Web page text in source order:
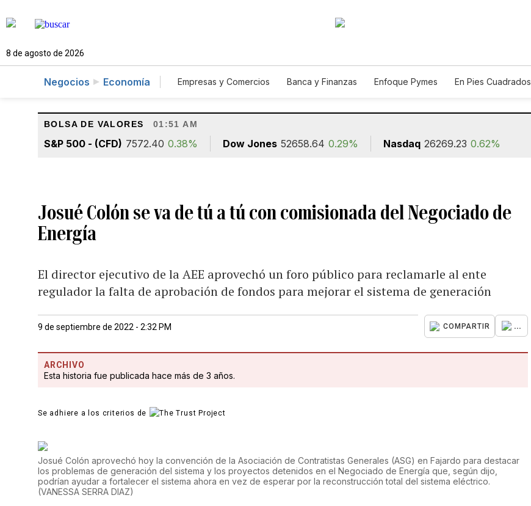
8 de agosto de 2026
Negocios Economía Empresas y Comercios Banca y Finanzas Enfoque Pymes En Pies Cuadrados
BOLSA DE VALORES 01:51 AM
S&P 500 - (CFD) 7572.40 0.38% Dow Jones 52658.64 0.29% Nasdaq 26269.23 0.62%
Josué Colón se va de tú a tú con comisionada del Negociado de
Energía
El director ejecutivo de la AEE aprovechó un foro público para reclamarle al ente
regulador la falta de aprobación de fondos para mejorar el sistema de generación
9 de septiembre de 2022 - 2:32 PM COMPARTIR ...
ARCHIVO
Esta historia fue publicada hace más de 3 años.
Se adhiere a los criterios de
Josué Colón aprovechó hoy la convención de la Asociación de Contratistas Generales (ASG) en Fajardo para destacar
los problemas de generación del sistema y los proyectos detenidos en el Negociado de Energía que, según dijo,
podrían ayudar a fortalecer el sistema ahora en vez de esperar por la reconstrucción total del sistema eléctrico.
(VANESSA SERRA DIAZ)